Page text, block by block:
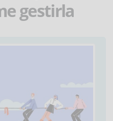
gestirla